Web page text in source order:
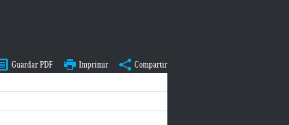
Guardar PDF Imprimir Compartir